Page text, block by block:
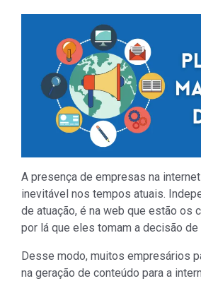
A presença de empresas na
inevitável nos tempos atuais.
de atuação, é na web que estão os
por lá que eles tomam a decisão de
Desse modo, muitos empresários
na geração de conteúdo para a